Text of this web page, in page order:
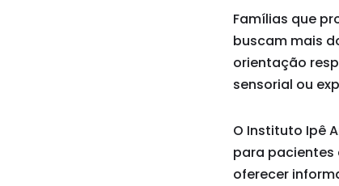
Famílias que
buscam mais
orientação
sensorial ou
O Instituto Ipê
para pacientes
oferecer